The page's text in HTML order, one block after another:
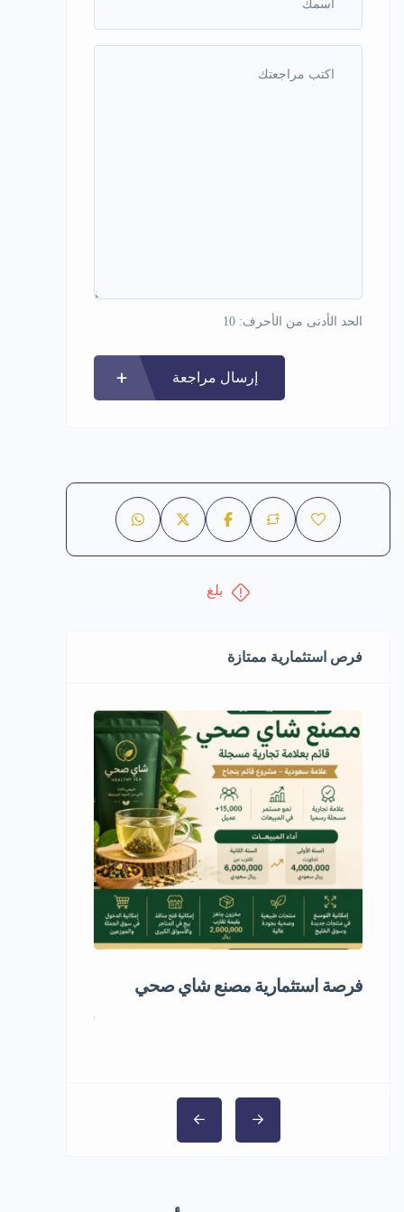
الحد الأدنى من الأحرف: 10
إرسال مراجعة
بلغ
فرص استثمارية ممتازة
فرصة استثمارية مصنع شاي صحي